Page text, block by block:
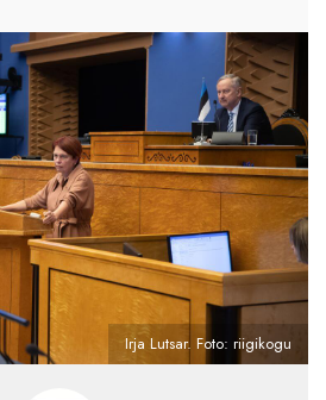
Irja Lutsar. Foto: riigikogu